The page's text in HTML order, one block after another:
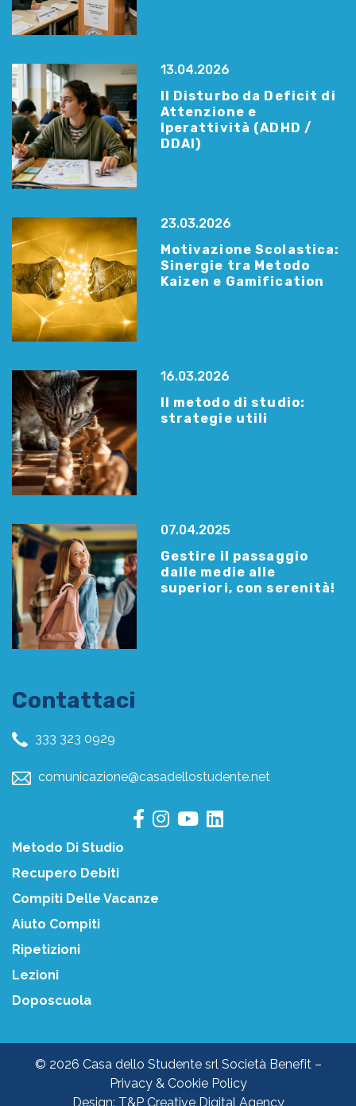
13.04.2026
Il Disturbo da Deficit di
Attenzione e
Iperattività (ADHD /
DDAI)
23.03.2026
Motivazione Scolastica:
Sinergie tra Metodo
Kaizen e Gamification
16.03.2026
Il metodo di studio:
strategie utili
07.04.2025
Gestire il passaggio
dalle medie alle
superiori, con serenità!
Contattaci
333 323 0929
comunicazione@casadellostudente.net
Metodo Di Studio
Recupero Debiti
Compiti Delle Vacanze
Aiuto Compiti
Ripetizioni
Lezioni
Doposcuola
© 2026 Casa dello Studente srl Società Benefit –
Privacy & Cookie Policy
Design: T&P Creative Digital Agency